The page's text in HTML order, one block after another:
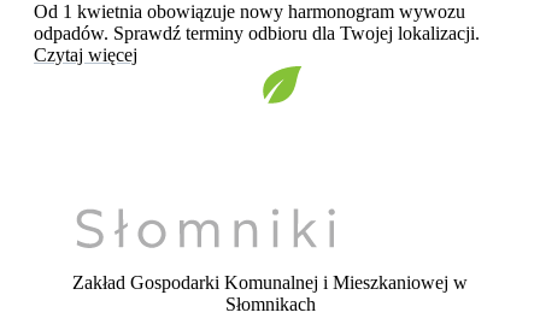
Od 1 kwietnia obowiązuje nowy harmonogram wywozu
odpadów. Sprawdź terminy odbioru dla Twojej lokalizacji.
Czytaj więcej
Zakład Gospodarki Komunalnej i Mieszkaniowej w
Słomnikach